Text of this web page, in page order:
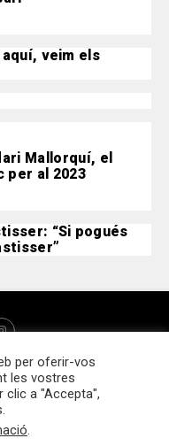
veim els
Mallorquí, el
per al 2023
“Si pogués
per oferir-vos
les vostres
clic a "Accepta",
.